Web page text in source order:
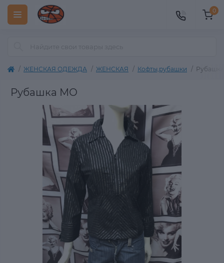
0
ЖЕНСКАЯ ОДЕЖДА ЖЕНСКАЯ Кофты,рубашки
Рубашка МО